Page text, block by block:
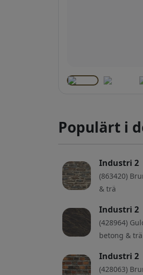
Populärt i
Industri 2
(863420)
& trä
Industri 2
(428964)
betong & trä
Industri 2
(428063)